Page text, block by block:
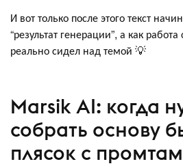
И вот только после этого текст
“результат генерации”, а как
реально сидел над темой 💡
Marsik AI: когда
собрать основу
плясок с